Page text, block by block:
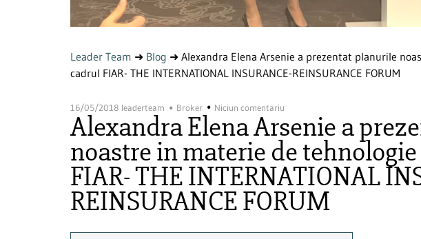
Leader Team ➜ Blog ➜ Alexandra Elena Arsenie a prezentat planurile
cadrul FIAR- THE INTERNATIONAL INSURANCE-REINSURANCE FORUM
16/05/2018 leaderteam Broker Niciun comentariu
Alexandra Elena Arsenie a
noastre in materie de
FIAR- THE INTERNATIONAL
REINSURANCE FORUM